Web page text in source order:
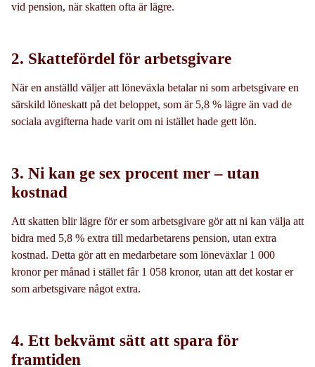
vid pension, när skatten ofta är lägre.
2. Skattefördel för arbetsgivare
När en anställd väljer att löneväxla betalar ni som arbetsgivare en
särskild löneskatt på det beloppet, som är 5,8 % lägre än vad de
sociala avgifterna hade varit om ni istället hade gett lön.
3. Ni kan ge sex procent mer – utan
kostnad
Att skatten blir lägre för er som arbetsgivare gör att ni kan välja att
bidra med 5,8 % extra till medarbetarens pension, utan extra
kostnad. Detta gör att en medarbetare som löneväxlar 1 000
kronor per månad i stället får 1 058 kronor, utan att det kostar er
som arbetsgivare något extra.
4. Ett bekvämt sätt att spara för
framtiden